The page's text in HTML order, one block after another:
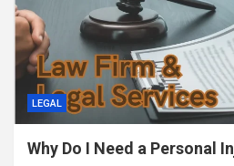
LEGAL
Why Do I Need a Personal